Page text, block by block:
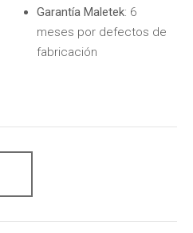
Garantía Maletek: 6
meses por defectos de
fabricación